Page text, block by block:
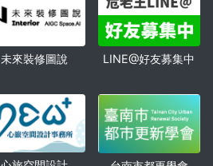
未來裝修圖說 LINE@好友募集中